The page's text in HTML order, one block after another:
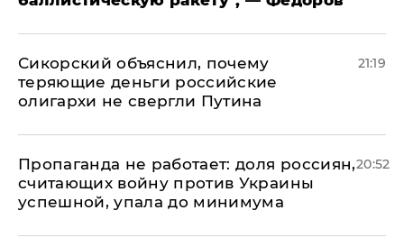
Сикорский объяснил, почему
теряющие деньги российские
олигархи не свергли Путина
21:19
​Пропаганда не работает: доля россиян,
считающих войну против Украины
успешной, упала до минимума
20:52